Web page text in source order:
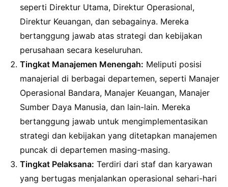
seperti Direktur Utama, Direktur Operasional,
Direktur Keuangan, dan sebagainya. Mereka
bertanggung jawab atas strategi dan kebijakan
perusahaan secara keseluruhan.
Tingkat Manajemen Menengah: Meliputi posisi
manajerial di berbagai departemen, seperti Manajer
Operasional Bandara, Manajer Keuangan, Manajer
Sumber Daya Manusia, dan lain-lain. Mereka
bertanggung jawab untuk mengimplementasikan
strategi dan kebijakan yang ditetapkan manajemen
puncak di departemen masing-masing.
Tingkat Pelaksana: Terdiri dari staf dan karyawan
yang bertugas menjalankan operasional sehari-hari